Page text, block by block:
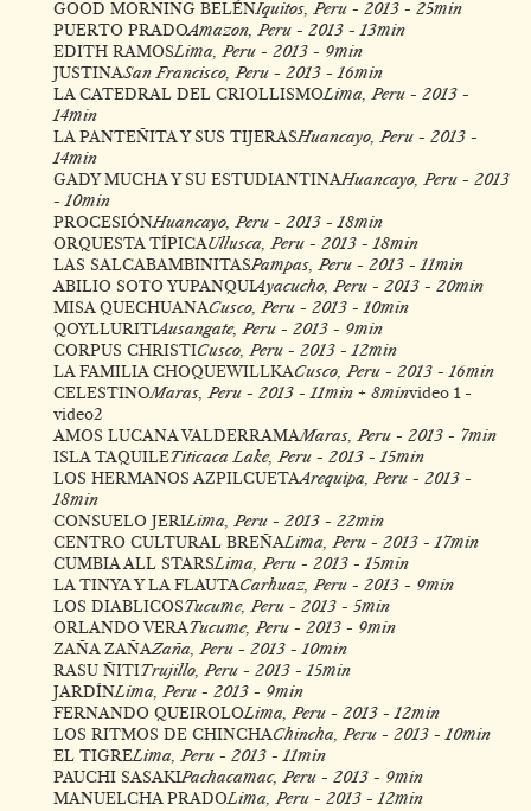
GOOD MORNING BELÉNIquitos, Peru - 2013 - 25min
PUERTO PRADOAmazon, Peru - 2013 - 13min
EDITH RAMOSLima, Peru - 2013 - 9min
JUSTINASan Francisco, Peru - 2013 - 16min
LA CATEDRAL DEL CRIOLLISMOLima, Peru - 2013 -
14min
LA PANTEÑITA Y SUS TIJERASHuancayo, Peru - 2013 -
14min
GADY MUCHA Y SU ESTUDIANTINAHuancayo, Peru - 2013
- 10min
PROCESIÓNHuancayo, Peru - 2013 - 18min
ORQUESTA TÍPICAUllusca, Peru - 2013 - 18min
LAS SALCABAMBINITASPampas, Peru - 2013 - 11min
ABILIO SOTO YUPANQUIAyacucho, Peru - 2013 - 20min
MISA QUECHUANACusco, Peru - 2013 - 10min
QOYLLURITIAusangate, Peru - 2013 - 9min
CORPUS CHRISTICusco, Peru - 2013 - 12min
LA FAMILIA CHOQUEWILLKACusco, Peru - 2013 - 16min
CELESTINOMaras, Peru - 2013 - 11min + 8minvideo 1-
video2
AMOS LUCANA VALDERRAMAMaras, Peru - 2013 - 7min
ISLA TAQUILETiticaca Lake, Peru - 2013 - 15min
LOS HERMANOS AZPILCUETAArequipa, Peru - 2013 -
18min
CONSUELO JERILima, Peru - 2013 - 22min
CENTRO CULTURAL BREÑALima, Peru - 2013 - 17min
CUMBIA ALL STARSLima, Peru - 2013 - 15min
LA TINYA Y LA FLAUTACarhuaz, Peru - 2013 - 9min
LOS DIABLICOSTucume, Peru - 2013 - 5min
ORLANDO VERATucume, Peru - 2013 - 9min
ZAÑA ZAÑAZaña, Peru - 2013 - 10min
RASU ÑITITrujillo, Peru - 2013 - 15min
JARDÍNLima, Peru - 2013 - 9min
FERNANDO QUEIROLOLima, Peru - 2013 - 12min
LOS RITMOS DE CHINCHAChincha, Peru - 2013 - 10min
EL TIGRELima, Peru - 2013 - 11min
PAUCHI SASAKIPachacamac, Peru - 2013 - 9min
MANUELCHA PRADOLima, Peru - 2013 - 12min